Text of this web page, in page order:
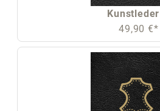
Kunstleder
49,90 €*